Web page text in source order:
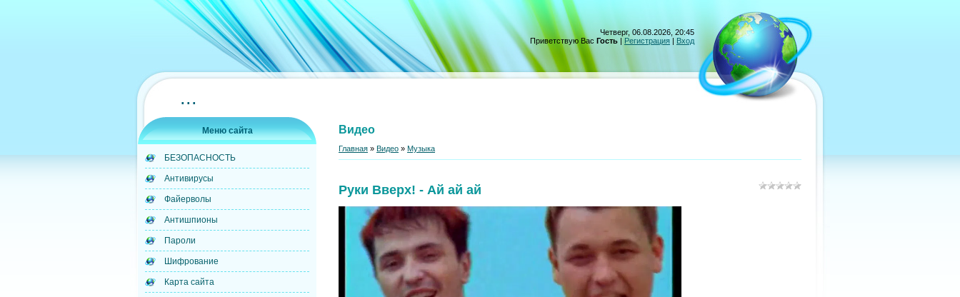
Четверг, 06.08.2026, 20:45
Приветствую Вас Гость | Регистрация | Вход
...
Меню сайта
БЕЗОПАСНОСТЬ
Антивирусы
Файерволы
Антишпионы
Пароли
Шифрование
Карта сайта
Видео
Главная » Видео » Музыка
Руки Вверх! - Ай ай ай